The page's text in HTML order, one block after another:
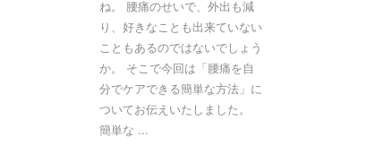
ね。 腰痛のせいで、外出も減
り、好きなことも出来ていない
こともあるのではないでしょう
か。 そこで今回は「腰痛を自
分でケアできる簡単な方法」に
ついてお伝えいたしました。
簡単な ...